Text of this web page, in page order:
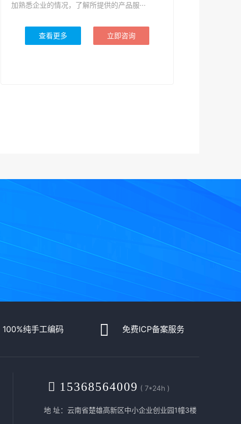
加熟悉企业的情况，了解所提供的产品服···
查看更多 立即咨询
100%纯手工编码 免费ICP备案服务
15368564009 ( 7*24h )
地 址：云南省楚雄高新区中小企业创业园1幢3楼